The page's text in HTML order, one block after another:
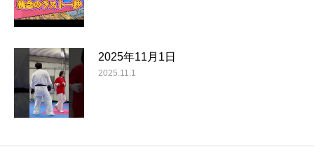
2025年11月1日
2025.11.1